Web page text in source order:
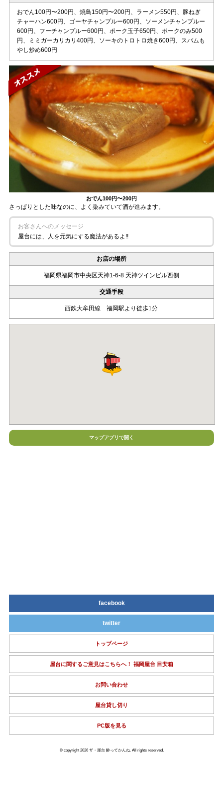
おでん100円〜200円、焼鳥150円〜200円、ラーメン550円、豚ねぎ
チャーハン600円、ゴーヤチャンプルー600円、ソーメンチャンプルー
600円、フーチャンプルー600円、ポーク玉子650円、ポークのみ500
円、ミミガーカリカリ400円、ソーキのトロトロ焼き600円、スパムも
やし炒め600円
おでん100円〜200円
さっぱりとした味なのに、よく染みていて酒が進みます。
お客さんへのメッセージ
屋台には、人を元気にする魔法があるよ!!
お店の場所
福岡県福岡市中央区天神1-6-8 天神ツインビル西側
交通手段
西鉄大牟田線 福岡駅より徒歩1分
マップアプリで開く
facebook
twitter
トップページ
屋台に関するご意見はこちらへ！ 福岡屋台 目安箱
お問い合わせ
屋台貸し切り
PC版を見る
© copyright 2026 ザ・屋台 酔ってかんね. All rights reserved.